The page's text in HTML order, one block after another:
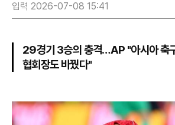
입력 2026-07-08 15:41
29경기 3승의 충격…AP "아시아 축
협회장도 바꿨다"